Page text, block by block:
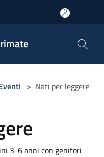
> Nati per leggere
3-6 anni con genitori